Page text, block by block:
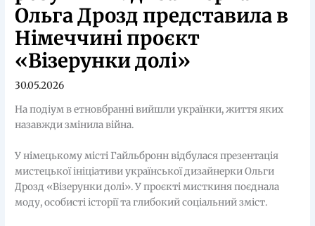
Ольга Дрозд представила в
Німеччині проєкт
«Візерунки долі»
30.05.2026
На подіум в етновбранні вийшли українки, життя яких
назавжди змінила війна.
У німецькому місті Гайльбронн відбулася презентація
мистецької ініціативи української дизайнерки Ольги
Дрозд «Візерунки долі». У проєкті мисткиня поєднала
моду, особисті історії та глибокий соціальний зміст.